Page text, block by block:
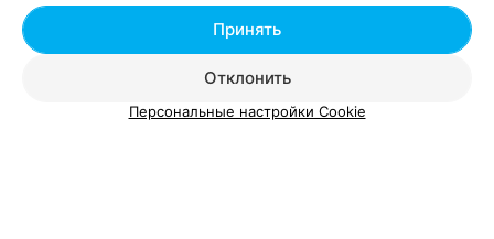
Отклонить
Принять
Персональные настройки Cookie